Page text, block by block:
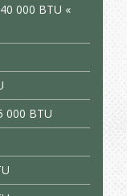
000 BTU «
000 BTU